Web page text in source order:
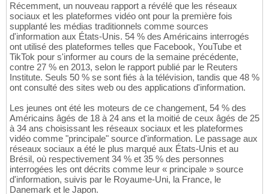
Récemment, un nouveau rapport a révélé que les réseaux
sociaux et les plateformes vidéo ont pour la première fois
supplanté les médias traditionnels comme sources
d'information aux États-Unis. 54 % des Américains interrogés
ont utilisé des plateformes telles que Facebook, YouTube et
TikTok pour s'informer au cours de la semaine précédente,
contre 27 % en 2013, selon le rapport publié par le Reuters
Institute. Seuls 50 % se sont fiés à la télévision, tandis que 48 %
ont consulté des sites web ou des applications d'information.
Les jeunes ont été les moteurs de ce changement, 54 % des
Américains âgés de 18 à 24 ans et la moitié de ceux âgés de 25
à 34 ans choisissant les réseaux sociaux et les plateformes
vidéo comme "principale" source d'information. Le passage aux
réseaux sociaux a été le plus marqué aux États-Unis et au
Brésil, où respectivement 34 % et 35 % des personnes
interrogées les ont décrits comme leur « principale » source
d'information, suivis par le Royaume-Uni, la France, le
Danemark et le Japon.